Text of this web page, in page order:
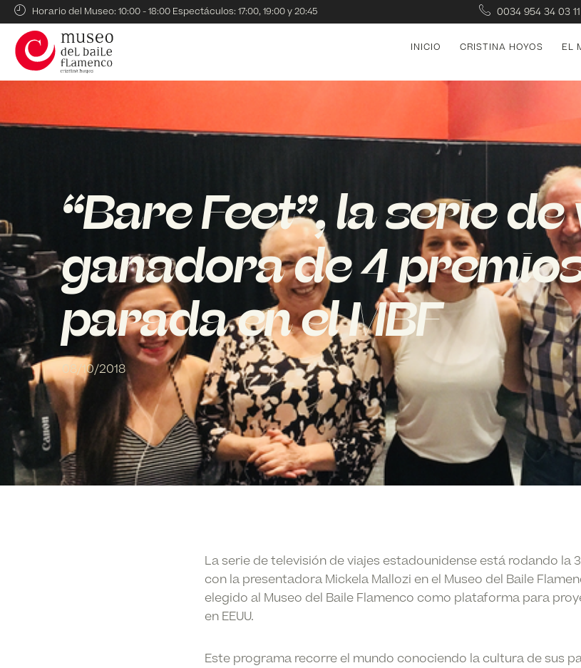
Horario del Museo: 10:00 - 18:00 Espectáculos: 17:00, 19:00 y 20:45 0034 954 34 03 11
INICIO CRISTINA HOYOS EL
“Bare Feet”, la serie
ganadora de 4
parada en el MBF
08/10/2018
La serie de televisión de viajes estadounidense está rodando la
con la presentadora Mickela Mallozi en el Museo del Baile
elegido al Museo del Baile Flamenco como plataforma para
en EEUU.
Este programa recorre el mundo conociendo la cultura de sus